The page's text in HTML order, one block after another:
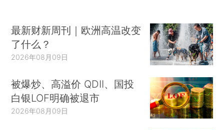
最新财新周刊｜欧洲高温改变
了什么？
2026年08月09日
被爆炒、高溢价 QDII、国投
白银LOF明确被退市
2026年08月09日